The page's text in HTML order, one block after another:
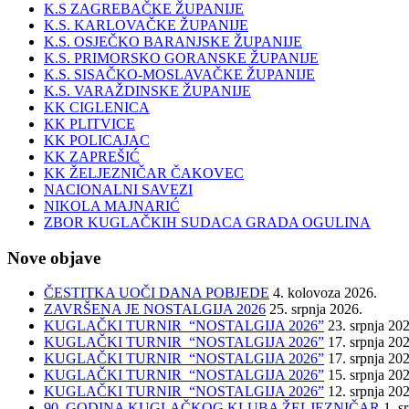
K.S ZAGREBAČKE ŽUPANIJE
K.S. KARLOVAČKE ŽUPANIJE
K.S. OSJEČKO BARANJSKE ŽUPANIJE
K.S. PRIMORSKO GORANSKE ŽUPANIJE
K.S. SISAČKO-MOSLAVAČKE ŽUPANIJE
K.S. VARAŽDINSKE ŽUPANIJE
KK CIGLENICA
KK PLITVICE
KK POLICAJAC
KK ZAPREŠIĆ
KK ŽELJEZNIČAR ČAKOVEC
NACIONALNI SAVEZI
NIKOLA MAJNARIĆ
ZBOR KUGLAČKIH SUDACA GRADA OGULINA
Nove objave
ČESTITKA UOČI DANA POBJEDE 4. kolovoza 2026.
ZAVRŠENA JE NOSTALGIJA 2026 25. srpnja 2026.
KUGLAČKI TURNIR “NOSTALGIJA 2026” 23. srpnja
KUGLAČKI TURNIR “NOSTALGIJA 2026” 17. srpnja
KUGLAČKI TURNIR “NOSTALGIJA 2026” 17. srpnja
KUGLAČKI TURNIR “NOSTALGIJA 2026” 15. srpnja
KUGLAČKI TURNIR “NOSTALGIJA 2026” 12. srpnja